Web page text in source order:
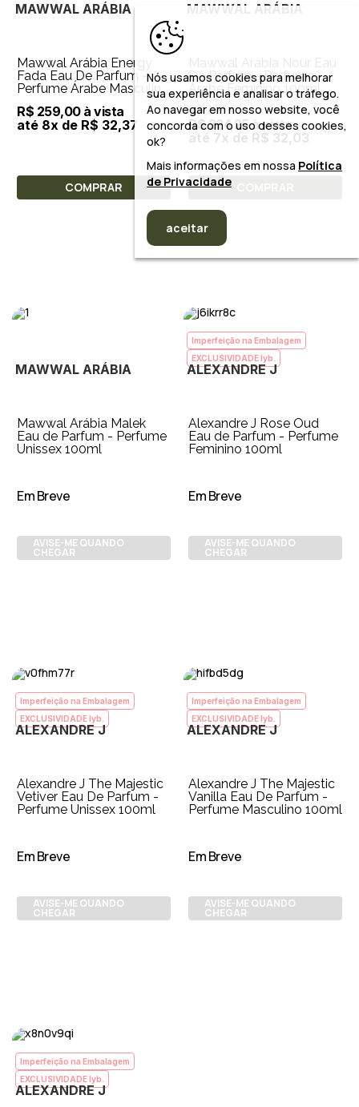
MAWWAL ARÁBIA
Mawwal Arábia Energy
Fada Eau De Parfum -
Perfume Árabe Masculino
R$ 259,00 à vista
até 8x de R$ 32,37
COMPRAR
MAWWAL ARÁBIA
Mawwal Arábia Nour Eau
De Parfum - Perfume
Árabe Feminino 100ml
R$ 299,00
R$ 224,25 à vista
até 7x de R$ 32,03
MAWWAL ARÁBIA
Mawwal Arábia Malek
Eau de Parfum - Perfume
Unissex 100ml
Em Breve
AVISE-ME QUANDO
CHEGAR
Imperfeição na Embalagem
EXCLUSIVIDADE lyb.
ALEXANDRE J
Alexandre J Rose Oud
Eau de Parfum - Perfume
Feminino 100ml
Em Breve
AVISE-ME QUANDO
CHEGAR
Imperfeição na Embalagem
EXCLUSIVIDADE lyb.
ALEXANDRE J
Alexandre J The Majestic
Vetiver Eau De Parfum -
Perfume Unissex 100ml
Em Breve
AVISE-ME QUANDO
CHEGAR
Imperfeição na Embalagem
EXCLUSIVIDADE lyb.
ALEXANDRE J
Alexandre J The Majestic
Vanilla Eau De Parfum -
Perfume Masculino 100ml
Em Breve
AVISE-ME QUANDO
CHEGAR
Imperfeição na Embalagem
EXCLUSIVIDADE lyb.
ALEXANDRE J
Nós usamos cookies para melhorar
sua experiência e analisar o tráfego.
Ao navegar em nosso website, você
concorda com o uso desses cookies,
ok?
Mais informações em nossa Política
de Privacidade
aceitar